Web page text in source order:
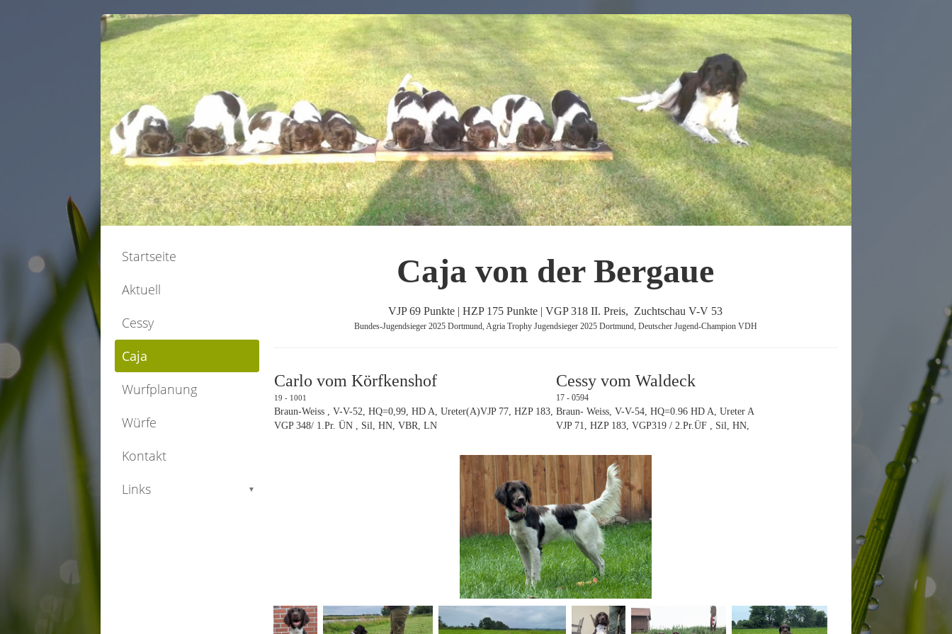
Startseite
Aktuell
Cessy
Caja
Wurfplanung
Würfe
Kontakt
Links
▼
Caja von der Bergaue
VJP 69 Punkte | HZP 175 Punkte | VGP 318 II. Preis, Zuchtschau V-V 53
Bundes-Jugendsieger 2025 Dortmund, Agria Trophy Jugendsieger 2025 Dortmund, Deutscher Jugend-Champion VDH
Carlo vom Körfkenshof
19 - 1001
Braun-Weiss , V-V-52, HQ=0,99, HD A, Ureter(A)VJP 77, HZP 183,
VGP 348/ 1.Pr. ÜN , Sil, HN, VBR, LN
Cessy vom Waldeck
17 - 0594
Braun- Weiss, V-V-54, HQ=0.96 HD A, Ureter A
VJP 71, HZP 183, VGP319 / 2.Pr.ÜF , Sil, HN,